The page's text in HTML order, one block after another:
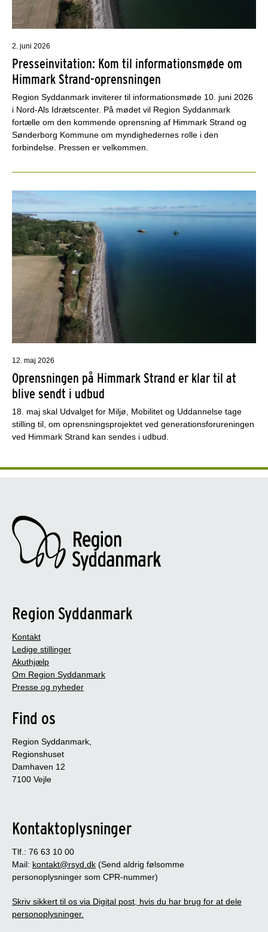
2. juni 2026
Presseinvitation: Kom til informationsmøde om
Himmark Strand-oprensningen
Region Syddanmark inviterer til informationsmøde 10. juni 2026
i Nord-Als Idrætscenter. På mødet vil Region Syddanmark
fortælle om den kommende oprensning af Himmark Strand og
Sønderborg Kommune om myndighedernes rolle i den
forbindelse. Pressen er velkommen.
12. maj 2026
Oprensningen på Himmark Strand er klar til at
blive sendt i udbud
18. maj skal Udvalget for Miljø, Mobilitet og Uddannelse tage
stilling til, om oprensningsprojektet ved generationsforureningen
ved Himmark Strand kan sendes i udbud.
Region Syddanmark
Kontakt
Ledige stillinger
Akuthjælp
Om Region Syddanmark
Presse og nyheder
Find os
Region Syddanmark,
Regionshuset
Damhaven 12
7100 Vejle
Kontaktoplysninger
Tlf.: 76 63 10 00
Mail: kontakt@rsyd.dk (Send aldrig følsomme
personoplysninger som CPR-nummer)
Skriv sikkert til os via Digital post, hvis du har brug for at dele
personoplysninger.